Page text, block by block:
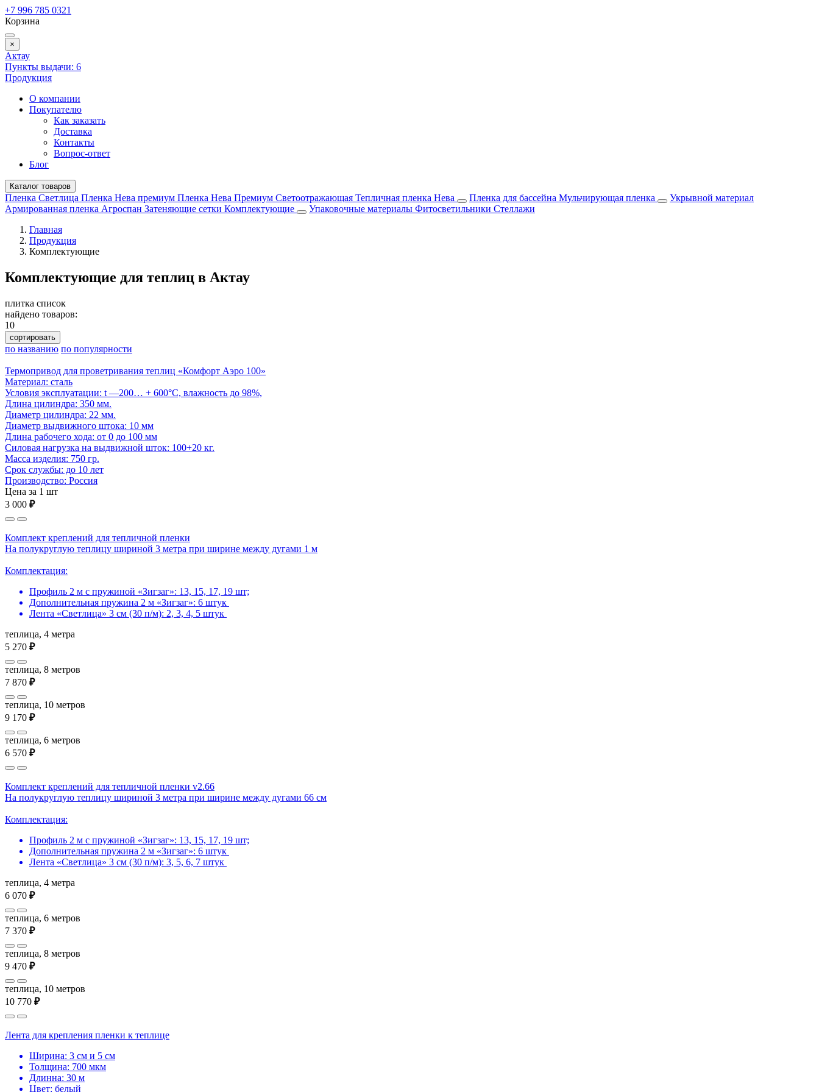
+7 996 785 0321
Корзина
×
Актау
Пункты выдачи: 6
Продукция
О компании
Покупателю
Как заказать
Доставка
Контакты
Вопрос-ответ
Блог
Каталог товаров
Пленка Светлица Пленка Нева премиум Пленка Нева Премиум Светоотражающая Тепличная пленка Нева Пленка для бассейна Мульчирующая пленка
Укрывной материал
Армированная пленка Агроспан Затеняющие сетки Комплектующие Упаковочные материалы Фитосветильники Стеллажи
Главная
Продукция
Комплектующие
Комплектующие для теплиц в Актау
плитка список
найдено товаров:
10
сортировать
по названию по популярности
Термопривод для проветривания теплиц «Комфорт Аэро 100»
Материал: сталь
Условия эксплуатации: t —200… + 600°С, влажность до 98%,
Длина цилиндра: 350 мм.
Диаметр цилиндра: 22 мм.
Диаметр выдвижного штока: 10 мм
Длина рабочего хода: от 0 до 100 мм
Cиловая нагрузка на выдвижной шток: 100+20 кг.
Масса изделия: 750 гр.
Срок службы: до 10 лет
Производство: Россия
Цена за 1 шт
3 000 ₽
Комплект креплений для тепличной пленки
На полукруглую теплицу шириной 3 метра при ширине между дугами 1 м
Комплектация:
Профиль 2 м с пружиной «Зигзаг»: 13, 15, 17, 19 шт;
Дополнительная пружина 2 м «Зигзаг»: 6 штук
Лента «Светлица» 3 см (30 п/м): 2, 3, 4, 5 штук
теплица, 4 метра
5 270 ₽
теплица, 8 метров
7 870 ₽
теплица, 10 метров
9 170 ₽
теплица, 6 метров
6 570 ₽
Комплект креплений для тепличной пленки v2.66
На полукруглую теплицу шириной 3 метра при ширине между дугами 66 см
Комплектация:
Профиль 2 м с пружиной «Зигзаг»: 13, 15, 17, 19 шт;
Дополнительная пружина 2 м «Зигзаг»: 6 штук
Лента «Светлица» 3 см (30 п/м): 3, 5, 6, 7 штук
теплица, 4 метра
6 070 ₽
теплица, 6 метров
7 370 ₽
теплица, 8 метров
9 470 ₽
теплица, 10 метров
10 770 ₽
Лента для крепления пленки к теплице
Ширина: 3 см и 5 см
Толщина: 700 мкм
Длинна: 30 м
Цвет: белый